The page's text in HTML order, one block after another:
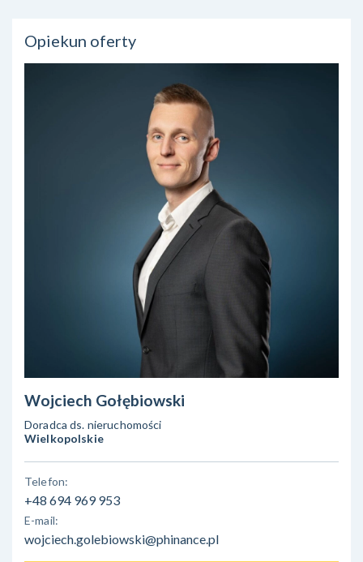
Opiekun oferty
Wojciech Gołębiowski
Doradca ds. nieruchomości
Wielkopolskie
Telefon:
+48 694 969 953
E-mail:
wojciech.golebiowski@phinance.pl